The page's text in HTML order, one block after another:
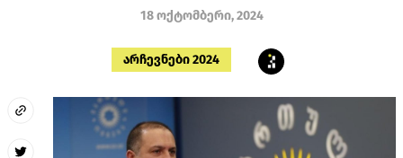
18 ოქტომბერი, 2024
არჩევნები 2024